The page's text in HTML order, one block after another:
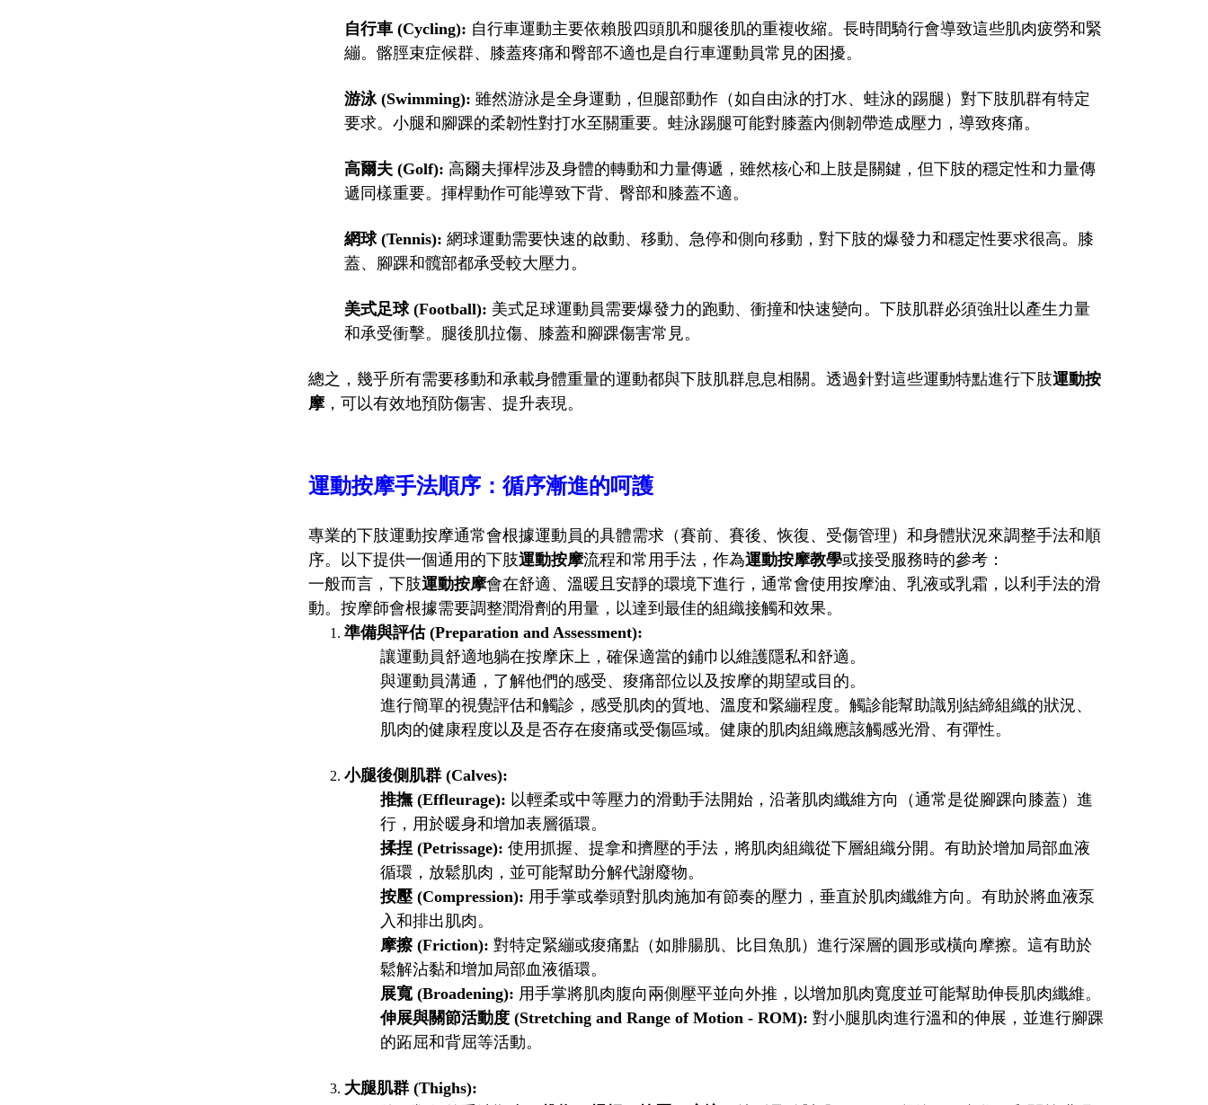
自行車 (Cycling): 自行車運動主要依賴股四頭肌和腿後肌的重複收縮。長時間騎行會導致這些肌肉疲勞和緊
繃。髂脛束症候群、膝蓋疼痛和臀部不適也是自行車運動員常見的困擾。
游泳 (Swimming): 雖然游泳是全身運動，但腿部動作（如自由泳的打水、蛙泳的踢腿）對下肢肌群有特定
要求。小腿和腳踝的柔韌性對打水至關重要。蛙泳踢腿可能對膝蓋內側韌帶造成壓力，導致疼痛。
高爾夫 (Golf): 高爾夫揮桿涉及身體的轉動和力量傳遞，雖然核心和上肢是關鍵，但下肢的穩定性和力量傳
遞同樣重要。揮桿動作可能導致下背、臀部和膝蓋不適。
網球 (Tennis): 網球運動需要快速的啟動、移動、急停和側向移動，對下肢的爆發力和穩定性要求很高。膝
蓋、腳踝和髖部都承受較大壓力。
美式足球 (Football): 美式足球運動員需要爆發力的跑動、衝撞和快速變向。下肢肌群必須強壯以產生力量
和承受衝擊。腿後肌拉傷、膝蓋和腳踝傷害常見。
總之，幾乎所有需要移動和承載身體重量的運動都與下肢肌群息息相關。透過針對這些運動特點進行下肢運動按
摩，可以有效地預防傷害、提升表現。
運動按摩手法順序：循序漸進的呵護
專業的下肢運動按摩通常會根據運動員的具體需求（賽前、賽後、恢復、受傷管理）和身體狀況來調整手法和順
序。以下提供一個通用的下肢運動按摩流程和常用手法，作為運動按摩教學或接受服務時的參考：
一般而言，下肢運動按摩會在舒適、溫暖且安靜的環境下進行，通常會使用按摩油、乳液或乳霜，以利手法的滑
動。按摩師會根據需要調整潤滑劑的用量，以達到最佳的組織接觸和效果。
準備與評估 (Preparation and Assessment):
讓運動員舒適地躺在按摩床上，確保適當的鋪巾以維護隱私和舒適。
與運動員溝通，了解他們的感受、痠痛部位以及按摩的期望或目的。
進行簡單的視覺評估和觸診，感受肌肉的質地、溫度和緊繃程度。觸診能幫助識別結締組織的狀況、
肌肉的健康程度以及是否存在痠痛或受傷區域。健康的肌肉組織應該觸感光滑、有彈性。
小腿後側肌群 (Calves):
推撫 (Effleurage): 以輕柔或中等壓力的滑動手法開始，沿著肌肉纖維方向（通常是從腳踝向膝蓋）進
行，用於暖身和增加表層循環。
揉捏 (Petrissage): 使用抓握、提拿和擠壓的手法，將肌肉組織從下層組織分開。有助於增加局部血液
循環，放鬆肌肉，並可能幫助分解代謝廢物。
按壓 (Compression): 用手掌或拳頭對肌肉施加有節奏的壓力，垂直於肌肉纖維方向。有助於將血液泵
入和排出肌肉。
摩擦 (Friction): 對特定緊繃或痠痛點（如腓腸肌、比目魚肌）進行深層的圓形或橫向摩擦。這有助於
鬆解沾黏和增加局部血液循環。
展寬 (Broadening): 用手掌將肌肉腹向兩側壓平並向外推，以增加肌肉寬度並可能幫助伸長肌肉纖維。
伸展與關節活動度 (Stretching and Range of Motion - ROM): 對小腿肌肉進行溫和的伸展，並進行腳踝
的跖屈和背屈等活動。
大腿肌群 (Thighs):